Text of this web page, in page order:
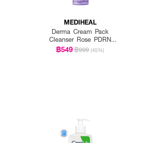
MEDIHEAL
Derma Cream Pack
Cleanser Rose PDRN
[Pore Firming]
฿549฿999 (45%)